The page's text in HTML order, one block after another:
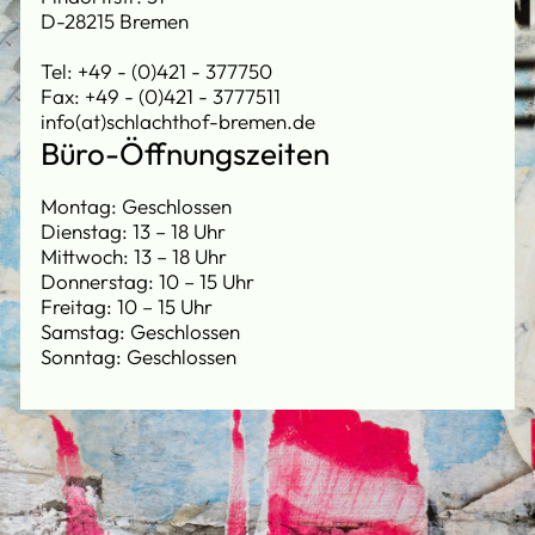
D-28215 Bremen
Tel: +49 - (0)421 - 377750
Fax: +49 - (0)421 - 3777511
info(at)schlachthof-bremen.de
Büro-Öffnungszeiten
Montag: Geschlossen
Dienstag: 13 – 18 Uhr
Mittwoch: 13 – 18 Uhr
Donnerstag: 10 – 15 Uhr
Freitag: 10 – 15 Uhr
Samstag: Geschlossen
Sonntag: Geschlossen